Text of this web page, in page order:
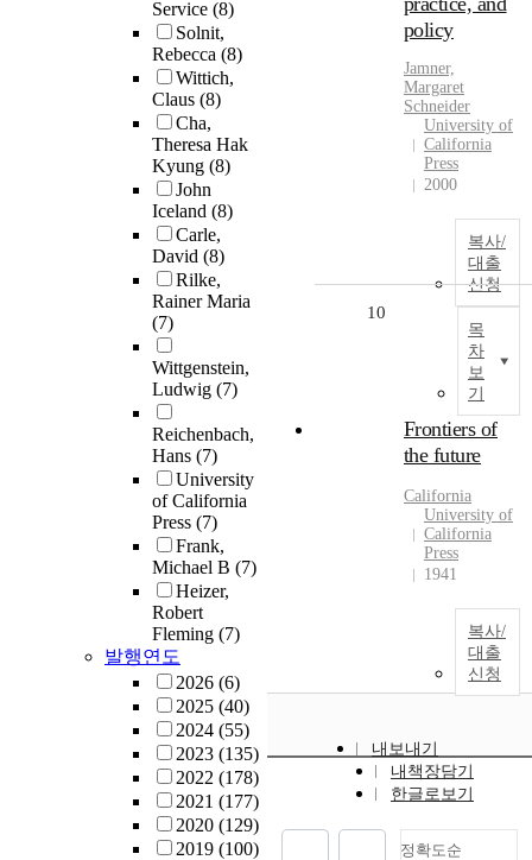
Service (8)
Solnit,
Rebecca (8)
Wittich,
Claus (8)
Cha,
Theresa Hak
Kyung (8)
John
Iceland (8)
Carle,
David (8)
Rilke,
Rainer Maria
(7)
Wittgenstein,
Ludwig (7)
Reichenbach,
Hans (7)
University
of California
Press (7)
Frank,
Michael B (7)
Heizer,
Robert
Fleming (7)
발행연도
2026 (6)
2025 (40)
2024 (55)
2023 (135)
2022 (178)
2021 (177)
2020 (129)
2019 (100)
policy
Jamner,
Margaret
Schneider
University of
California
Press
2000
복사/
대출
신청
목
차
보
기
10
Frontiers of
the future
California
University of
California
Press
1941
복사/
대출
신청
내보내기
내책장담기
한글로보기
정확도순